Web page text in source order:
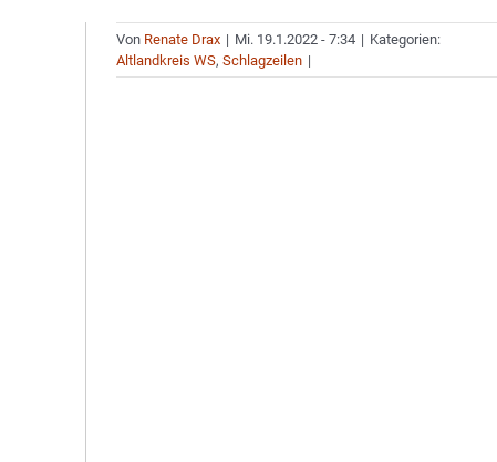
Von Renate Drax | Mi. 19.1.2022 - 7:34 | Kategorien:
Altlandkreis WS,Schlagzeilen |